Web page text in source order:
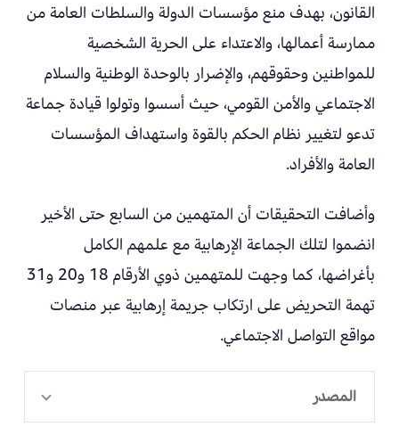
القانون، بهدف منع مؤسسات الدولة والسلطات العامة من
ممارسة أعمالها، والاعتداء على الحرية الشخصية
للمواطنين وحقوقهم، والإضرار بالوحدة الوطنية والسلام
الاجتماعي والأمن القومي، حيث أسسوا وتولوا قيادة جماعة
تدعو لتغيير نظام الحكم بالقوة واستهداف المؤسسات
العامة والأفراد.
وأضافت التحقيقات أن المتهمين من السابع حتى الأخير
انضموا لتلك الجماعة الإرهابية مع علمهم الكامل
بأغراضها، كما وجهت للمتهمين ذوي الأرقام 18 و20 و31
تهمة التحريض على ارتكاب جريمة إرهابية عبر منصات
مواقع التواصل الاجتماعي.
المصدر